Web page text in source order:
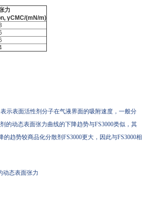
力
γCMC/(mN/m)
示表面活性剂分子在气液界面的吸附速度，一般分
的动态表面张力曲线的下降趋势与FS3000类似，其
的趋势较商品化分散剂FS3000更大，因此与FS3000相
动态表面张力